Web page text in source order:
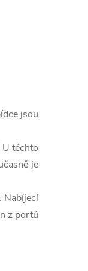
jsou
těchto
je
Nabíjecí
z portů